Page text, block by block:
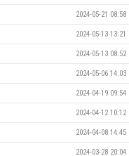
2024-05-21 08:58
2024-05-13 13:21
2024-05-13 08:52
2024-05-06 14:03
2024-04-19 09:54
2024-04-12 10:12
2024-04-08 14:45
2024-03-28 20:04